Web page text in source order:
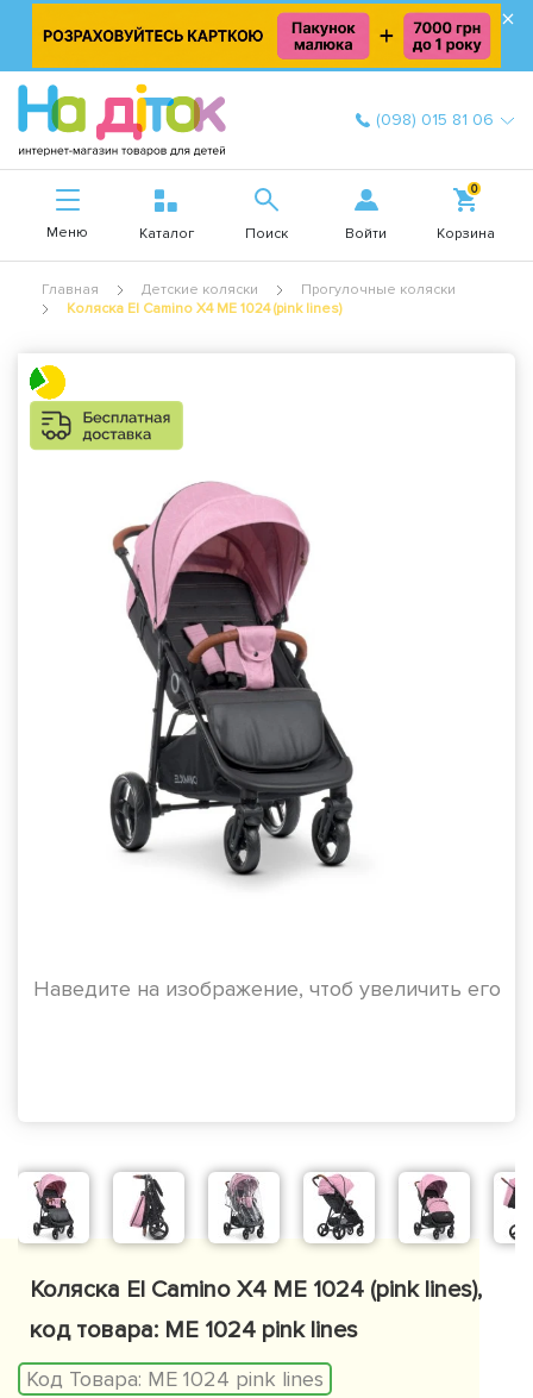
×
(098) 015 81 06
Меню Каталог Поиск Войти
0
Корзина
Главная Детские коляски
Прогулочные коляски
Коляска El Camino X4 ME 1024 (pink lines)
Наведите на изображение, чтоб увеличить его
Коляска El Camino X4 ME 1024 (pink lines),
код товара: ME 1024 pink lines
Код Товара: ME 1024 pink lines